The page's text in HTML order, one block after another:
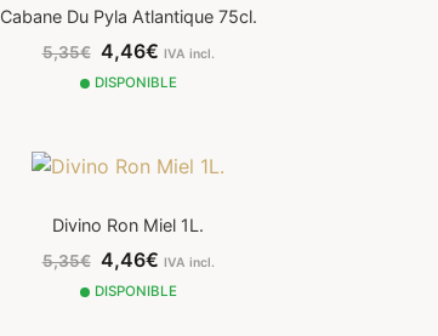
Cabane Du Pyla Atlantique 75cl.
5,35€ 4,46€IVA incl.
DISPONIBLE
Divino Ron Miel 1L.
5,35€ 4,46€IVA incl.
DISPONIBLE